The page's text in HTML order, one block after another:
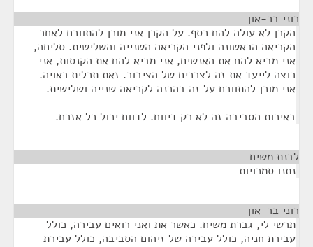
רוני בר-און
הקרן לא עולה להם כסף. על הקרן אני מוכן להתווכח לאחר
הקריאה הראשונה ולפני הקריאה השנייה והשלישית. סליחה,
אני מביא להם את האנשים, אני מביא להם את הקנסות, אני
רוצה לייעד את זה לצרכים של הציבור. זאת תכלית ראויה.
אני מוכן להתווכח על זה בהכנה לקריאה שנייה ושלישית.
באיכות הסביבה זה לא רק דיווח. לדווח יכול כל אזרח.
לבנת משיח
נתנו סמכויות - - -
רוני בר-און
תרשי לי, גברת משיח. כאשר את ואני רואים עבירה, כולל
עבירת חניה, כולל עבירה של זיהום הסביבה, כולל עבירת